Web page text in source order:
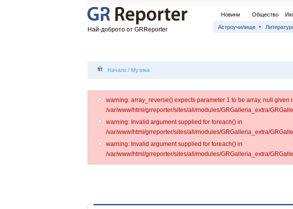
Най-доброто от GRReporter
Новини Общество
Астроучилище
Начало / Музика
warning: array_reverse() expects parameter 1 to be array, null given
/var/www/html/grreporter/sites/all/modules/GRGalleria_extra/
warning: Invalid argument supplied for foreach() in
/var/www/html/grreporter/sites/all/modules/GRGalleria_extra/
warning: Invalid argument supplied for foreach() in
/var/www/html/grreporter/sites/all/modules/GRGalleria_extra/